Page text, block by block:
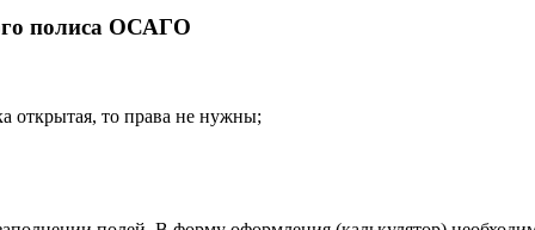
полиса ОСАГО
открытая, то права не нужны;